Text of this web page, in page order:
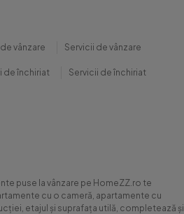
vânzare Servicii de vânzare
de închiriat Servicii de închiriat
puse la vânzare pe HomeZZ.ro te
cu o cameră, apartamente cu
etajul și suprafața utilă, completează și